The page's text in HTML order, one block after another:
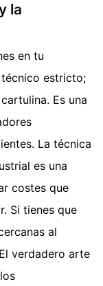
la
en tu
estricto;
Es una
La técnica
es una
costes que
Si tienes que
al
verdadero arte